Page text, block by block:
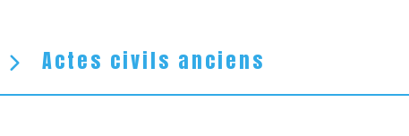
Actes civils anciens